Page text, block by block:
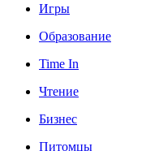
Игры
Образование
Time In
Чтение
Бизнес
Питомцы